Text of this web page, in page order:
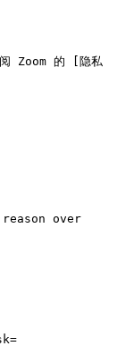
Zoom 的 [隐私
over